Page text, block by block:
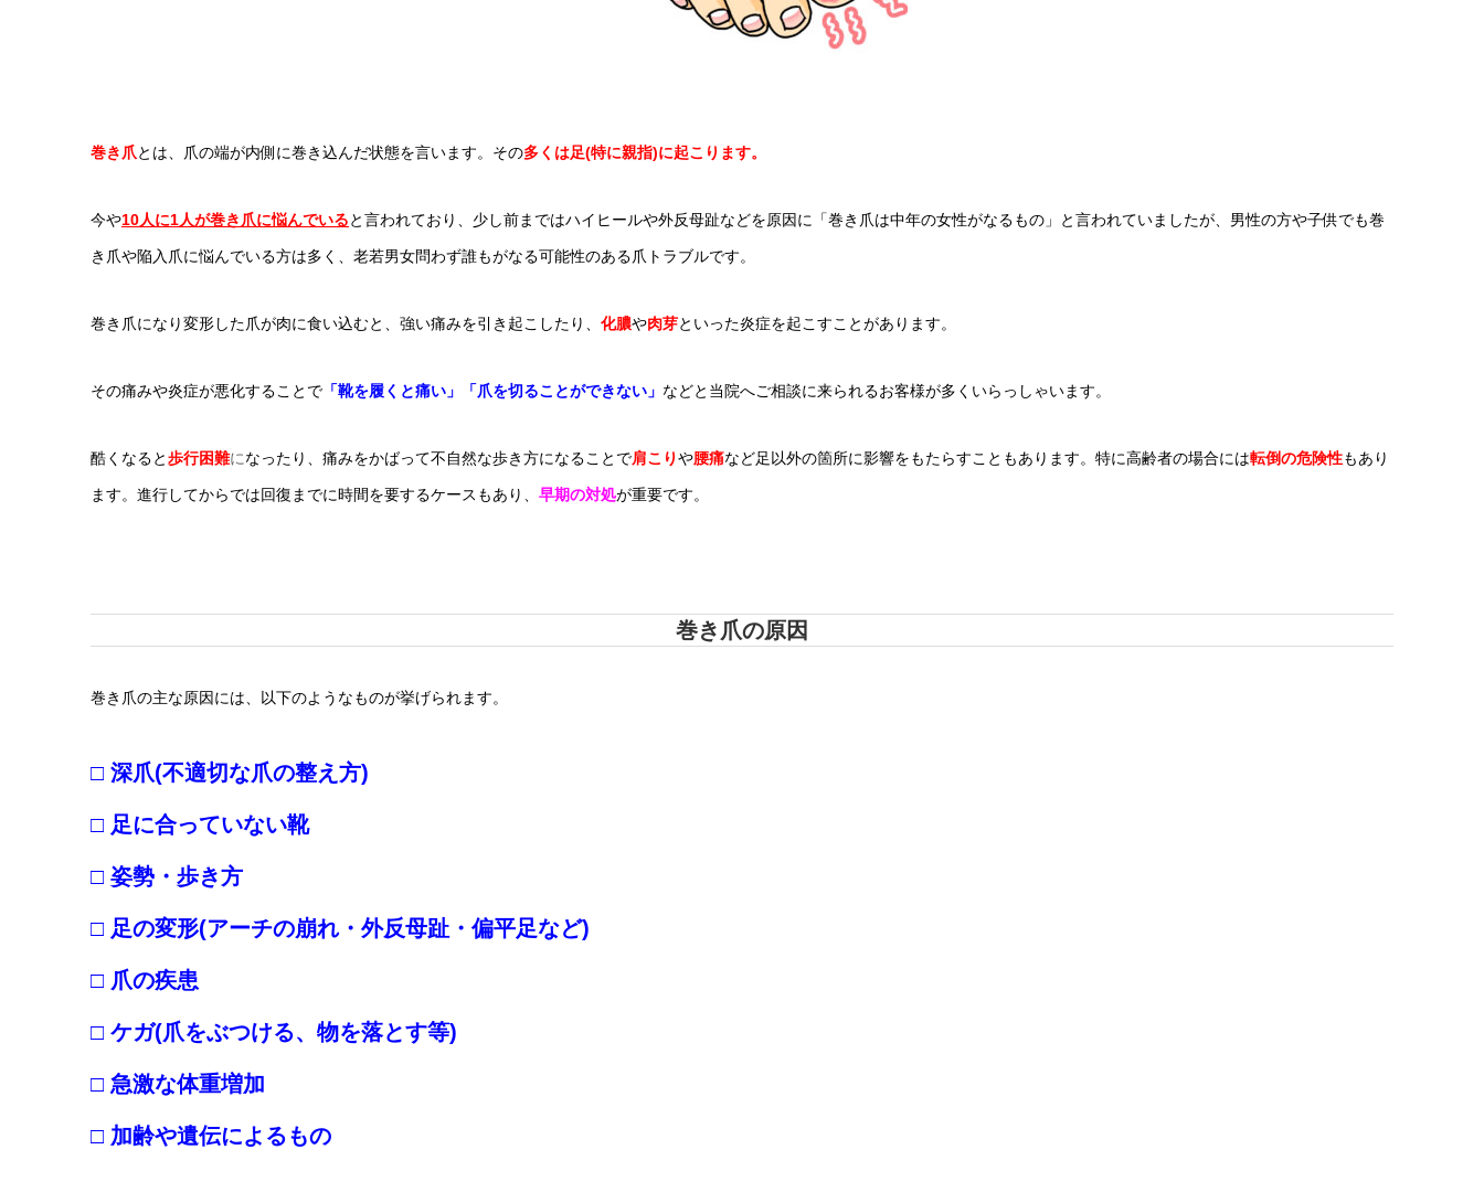
巻き爪とは、爪の端が内側に巻き込んだ状態を言います。その多くは足(特に親指)に起こります。
今や10人に1人が巻き爪に悩んでいると言われており、少し前まではハイヒールや外反母趾などを原因に「巻き爪は中年の女性がなるもの」と言われていましたが、男性の方や子供でも巻
き爪や陥入爪に悩んでいる方は多く、老若男女問わず誰もがなる可能性のある爪トラブルです。
巻き爪になり変形した爪が肉に食い込むと、強い痛みを引き起こしたり、 化膿や肉芽といった炎症を起こすことがあります。
その痛みや炎症が悪化することで 「靴を履くと痛い」「爪を切ることができない」 などと当院へご相談に来られるお客様が多くいらっしゃいます。
酷くなると歩行困難になったり、痛みをかばって不自然な歩き方になることで肩こりや腰痛など足以外の箇所に影響をもたらすこともあります。特に高齢者の場合には転倒の危険性もあり
ます。進行してからでは回復までに時間を要するケースもあり、 早期の対処が重要です。
巻き爪の原因
巻き爪の主な原因には、以下のようなものが挙げられます。
□ 深爪(不適切な爪の整え方)
□ 足に合っていない靴
□ 姿勢・歩き方
□ 足の変形(アーチの崩れ・外反母趾・偏平足など)
□ 爪の疾患
□ ケガ(爪をぶつける、物を落とす等)
□ 急激な体重増加
□ 加齢や遺伝によるもの